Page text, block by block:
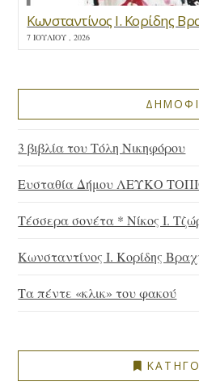
Κωνσταντίνος Ι. Κορίδης
7 ΙΟΥΛΊΟΥ , 2026
3 βιβλία του Τόλη Νικηφόρου
Ευσταθία Δήμου ΛΕΥΚΟ
Τέσσερα σονέτα * Νίκος Ι.
Κωνσταντίνος Ι. Κορίδης
Τα πέντε «κλικ» του φακού